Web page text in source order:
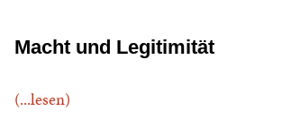
Macht und Legitimität
(...lesen)